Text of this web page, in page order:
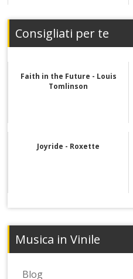
Consigliati per te
Faith in the Future - Louis
Tomlinson
Joyride - Roxette
Musica in Vinile
Blog